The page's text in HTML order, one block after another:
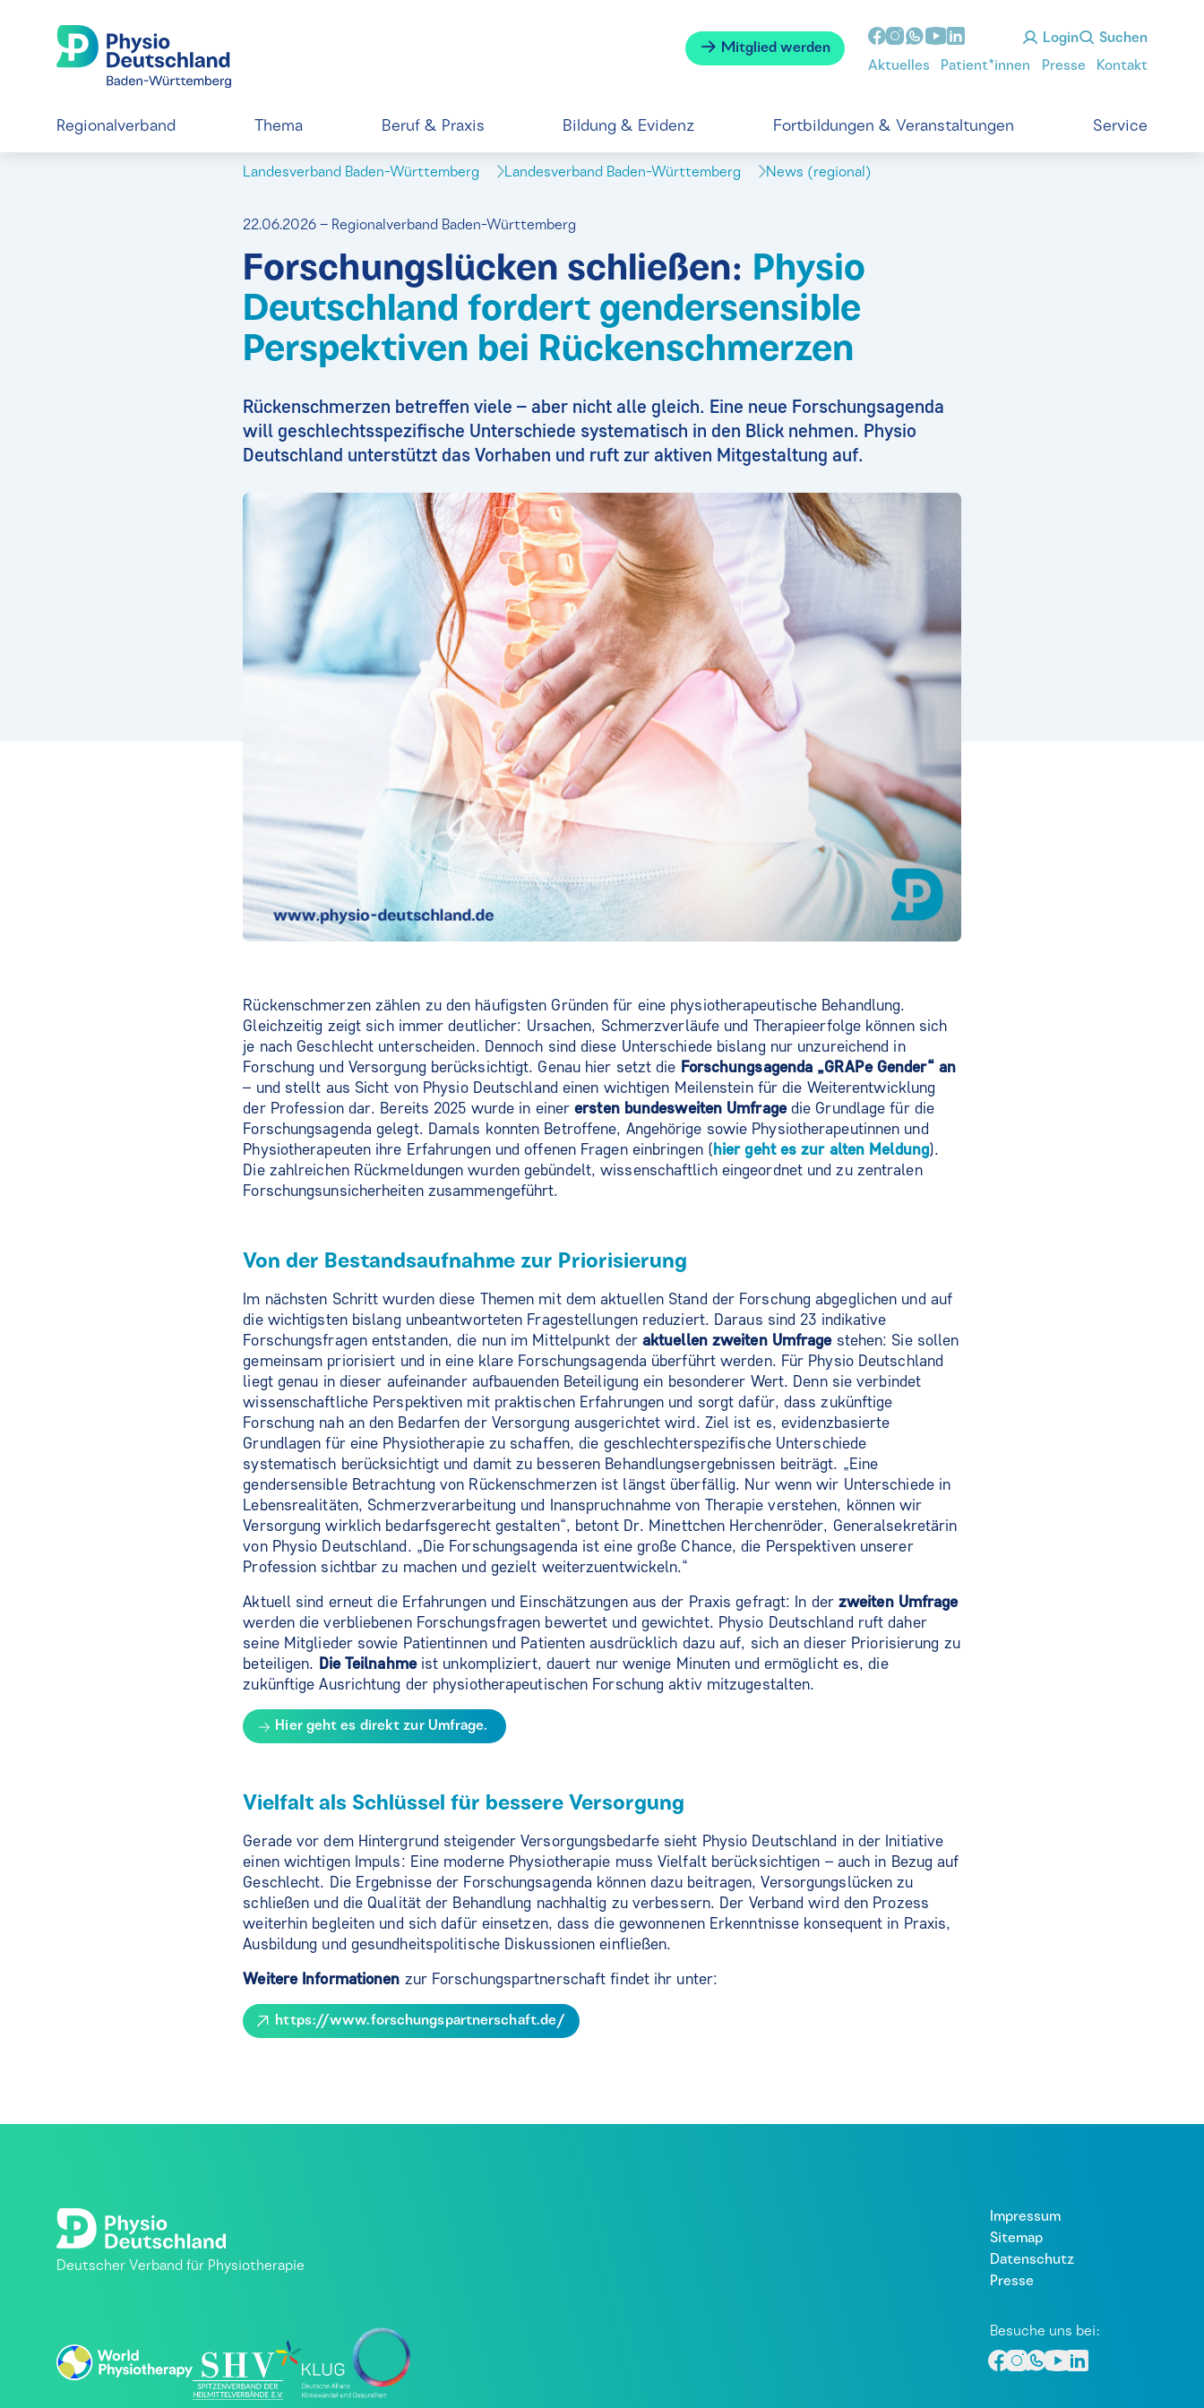
Mitglied werden
Login Suchen
Aktuelles Patient*innen Presse Kontakt
Regionalverband Thema Beruf & Praxis Bildung & Evidenz Fortbildungen & Veranstaltungen Service
Landesverband Baden-Württemberg Landesverband Baden-Württemberg News (regional)
22.06.2026 – Regionalverband Baden-Württemberg
Forschungslücken schließen: Physio
Deutschland fordert gendersensible
Perspektiven bei Rückenschmerzen
Rückenschmerzen betreffen viele – aber nicht alle gleich. Eine neue Forschungsagenda
will geschlechtsspezifische Unterschiede systematisch in den Blick nehmen. Physio
Deutschland unterstützt das Vorhaben und ruft zur aktiven Mitgestaltung auf.
Rückenschmerzen zählen zu den häufigsten Gründen für eine physiotherapeutische Behandlung.
Gleichzeitig zeigt sich immer deutlicher: Ursachen, Schmerzverläufe und Therapieerfolge können sich
je nach Geschlecht unterscheiden. Dennoch sind diese Unterschiede bislang nur unzureichend in
Forschung und Versorgung berücksichtigt. Genau hier setzt die Forschungsagenda „GRAPe Gender“ an
– und stellt aus Sicht von Physio Deutschland einen wichtigen Meilenstein für die Weiterentwicklung
der Profession dar. Bereits 2025 wurde in einerersten bundesweiten Umfragedie Grundlage für die
Forschungsagenda gelegt. Damals konnten Betroffene, Angehörige sowie Physiotherapeutinnen und
Physiotherapeuten ihre Erfahrungen und offenen Fragen einbringen (hier geht es zur alten Meldung).
Die zahlreichen Rückmeldungen wurden gebündelt, wissenschaftlich eingeordnet und zu zentralen
Forschungsunsicherheiten zusammengeführt.
Von der Bestandsaufnahme zur Priorisierung
Im nächsten Schritt wurden diese Themen mit dem aktuellen Stand der Forschung abgeglichen und auf
die wichtigsten bislang unbeantworteten Fragestellungen reduziert. Daraus sind 23 indikative
Forschungsfragen entstanden, die nun im Mittelpunkt der aktuellen zweiten Umfragestehen: Sie sollen
gemeinsam priorisiert und in eine klare Forschungsagenda überführt werden. Für Physio Deutschland
liegt genau in dieser aufeinander aufbauenden Beteiligung ein besonderer Wert. Denn sie verbindet
wissenschaftliche Perspektiven mit praktischen Erfahrungen und sorgt dafür, dass zukünftige
Forschung nah an den Bedarfen der Versorgung ausgerichtet wird. Ziel ist es, evidenzbasierte
Grundlagen für eine Physiotherapie zu schaffen, die geschlechterspezifische Unterschiede
systematisch berücksichtigt und damit zu besseren Behandlungsergebnissen beiträgt. „Eine
gendersensible Betrachtung von Rückenschmerzen ist längst überfällig. Nur wenn wir Unterschiede in
Lebensrealitäten, Schmerzverarbeitung und Inanspruchnahme von Therapie verstehen, können wir
Versorgung wirklich bedarfsgerecht gestalten“, betont Dr. Minettchen Herchenröder, Generalsekretärin
von Physio Deutschland. „Die Forschungsagenda ist eine große Chance, die Perspektiven unserer
Profession sichtbar zu machen und gezielt weiterzuentwickeln.“
Aktuell sind erneut die Erfahrungen und Einschätzungen aus der Praxis gefragt: In der zweiten Umfrage
werden die verbliebenen Forschungsfragen bewertet und gewichtet. Physio Deutschland ruft daher
seine Mitglieder sowie Patientinnen und Patienten ausdrücklich dazu auf, sich an dieser Priorisierung zu
beteiligen. Die Teilnahmeist unkompliziert, dauert nur wenige Minuten und ermöglicht es, die
zukünftige Ausrichtung der physiotherapeutischen Forschung aktiv mitzugestalten.
Hier geht es direkt zur Umfrage.
Vielfalt als Schlüssel für bessere Versorgung
Gerade vor dem Hintergrund steigender Versorgungsbedarfe sieht Physio Deutschland in der Initiative
einen wichtigen Impuls: Eine moderne Physiotherapie muss Vielfalt berücksichtigen – auch in Bezug auf
Geschlecht. Die Ergebnisse der Forschungsagenda können dazu beitragen, Versorgungslücken zu
schließen und die Qualität der Behandlung nachhaltig zu verbessern. Der Verband wird den Prozess
weiterhin begleiten und sich dafür einsetzen, dass die gewonnenen Erkenntnisse konsequent in Praxis,
Ausbildung und gesundheitspolitische Diskussionen einfließen.
Weitere Informationen zur Forschungspartnerschaft findet ihr unter:
https://www.forschungspartnerschaft.de/
Deutscher Verband für Physiotherapie
Impressum
Sitemap
Datenschutz
Presse
Besuche uns bei: